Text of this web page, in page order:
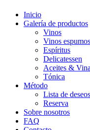
Inicio
Galería de productos
Vinos
Vinos
Espíritus
Delicatessen
Aceites &
Tónica
Método
Lista de deseos
Reserva
Sobre nosotros
FAQ